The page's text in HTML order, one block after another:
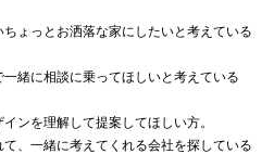
ちょっとお洒落な家にしたいと考えている
一緒に相談に乗ってほしいと考えている
ンを理解して提案してほしい方。
て、一緒に考えてくれる会社を探している